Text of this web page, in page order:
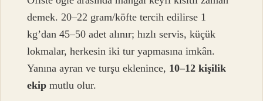
demek. 20–22 gram/köfte tercih edilirse 1
kg’dan 45–50 adet alınır; hızlı servis, küçük
lokmalar, herkesin iki tur yapmasına imkân.
Yanına ayran ve turşu eklenince, 10–12 kişilik
ekip mutlu olur.